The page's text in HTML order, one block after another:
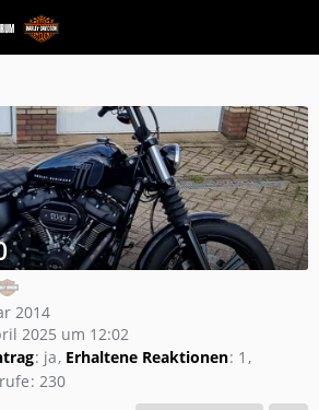
2014
2025 um 12:02
ja Erhaltene Reaktionen 1
230